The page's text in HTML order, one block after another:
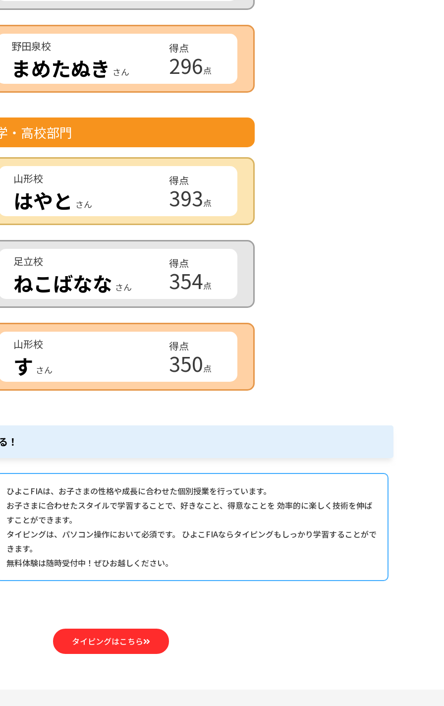
野田泉校
まめたぬき さん
得点
296点
・高校部門
山形校
はやと さん
得点
393点
足立校
ねこばなな さん
得点
354点
山形校
す さん
得点
350点
！
ひよこFIAは、お子さまの性格や成長に合わせた個別授業を行っています。
お子さまに合わせたスタイルで学習することで、好きなこと、得意なことを 効率的に楽しく技術を伸ば
すことができます。
タイピングは、パソコン操作において必須です。 ひよこFIAならタイピングもしっかり学習することがで
きます。
無料体験は随時受付中！ぜひお越しください。
タイピングはこちら